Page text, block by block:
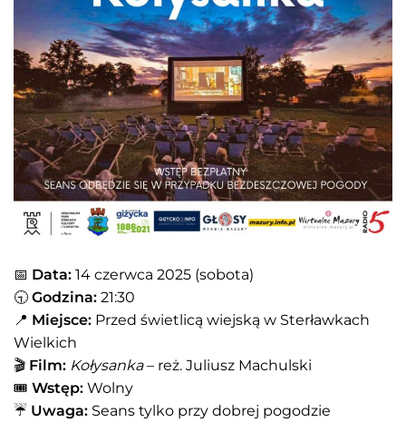
📅 Data: 14 czerwca 2025 (sobota)
🕤 Godzina: 21:30
📍 Miejsce: Przed świetlicą wiejską w Sterławkach
Wielkich
🎬 Film: Kołysanka– reż. Juliusz Machulski
🎟 Wstęp: Wolny
☔️ Uwaga: Seans tylko przy dobrej pogodzie